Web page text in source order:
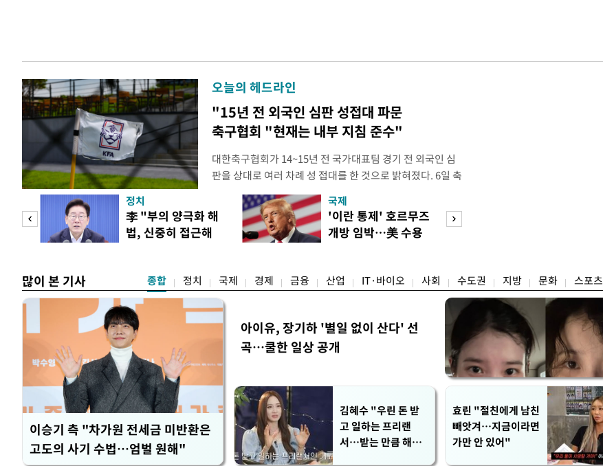
오늘의 헤드라인
"15년 전 외국인 심판 성접대 파문
축구협회 "현재는 내부 지침 준수"
대한축구협회가 14~15년 전 국가대표팀 경기 전 외국인 심
판을 상대로 여러 차례 성 접대를 한 것으로 밝혀졌다. 6일 축
구계에 따르면 국회의 한 의원실은 축구협회가 2011~2012
년 국제심판 10여 명에게 성 접대한 사실을 확인했다. 당시
축구협회는 외국인 심판과 감독관 등 10여 명에게 한 번에
수십만원에서 많게는 100만원이 넘는 돈을 성
정치
李 "부의 양극화 해
법, 신중히 접근해
국제
'이란 통제' 호르무즈
개방 임박…美 수용
많이 본 기사 종합 정치 국제 경제 금융 산업 IT·바이오 사회 수도권 지방 문화 스포츠
이승기 측 "차가원 전세금 미반환은
고도의 사기 수법…엄벌 원해"
아이유, 장기하 '별일 없이 산다' 선
곡…쿨한 일상 공개
김혜수 "우린 돈 받
고 일하는 프리랜
서…받는 만큼 해내
효린 "절친에게 남친
빼앗겨…지금이라면
가만 안 있어"